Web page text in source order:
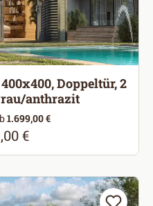
Doppeltür, 2
anthrazit
1.699,00 €
Preis:
€